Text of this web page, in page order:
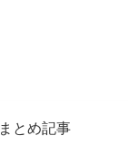
とめ記事